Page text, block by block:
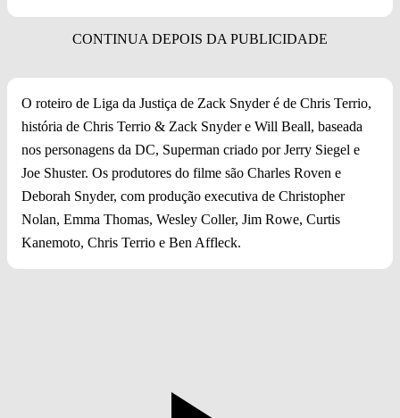
O roteiro de Liga da Justiça de Zack Snyder é de Chris Terrio,
história de Chris Terrio & Zack Snyder e Will Beall, baseada
nos personagens da DC, Superman criado por Jerry Siegel e
Joe Shuster. Os produtores do filme são Charles Roven e
Deborah Snyder, com produção executiva de Christopher
Nolan, Emma Thomas, Wesley Coller, Jim Rowe, Curtis
Kanemoto, Chris Terrio e Ben Affleck.